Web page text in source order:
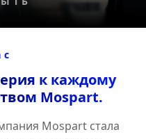
к каждому
Mospart.
Mospart стала